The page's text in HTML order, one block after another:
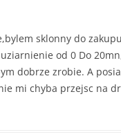
sklonny do
od 0 Do
dobrze zrobie. A
mi chyba przejsc na